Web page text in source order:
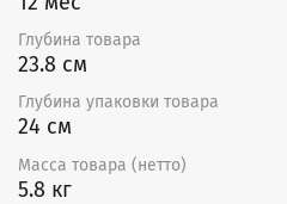
Глубина товара
23.8 см
Глубина упаковки товара
24 см
Масса товара (нетто)
5.8 кг